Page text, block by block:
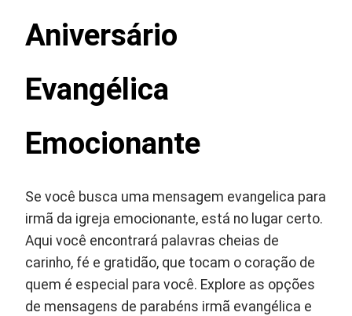
Aniversário
Evangélica
Emocionante
Se você busca uma mensagem evangelica para
irmã da igreja emocionante, está no lugar certo.
Aqui você encontrará palavras cheias de
carinho, fé e gratidão, que tocam o coração de
quem é especial para você. Explore as opções
de mensagens de parabéns irmã evangélica e